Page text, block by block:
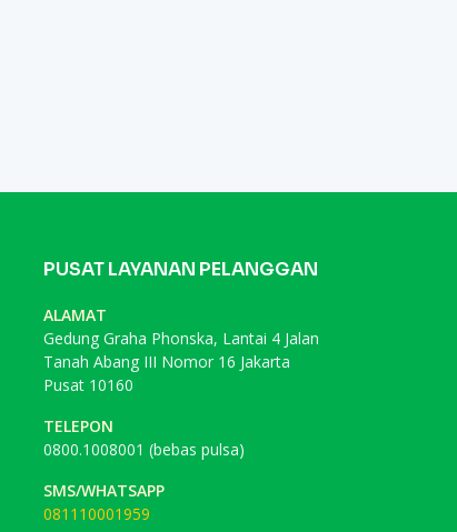
PUSAT LAYANAN PELANGGAN
ALAMAT
Gedung Graha Phonska, Lantai 4 Jalan
Tanah Abang III Nomor 16 Jakarta
Pusat 10160
TELEPON
0800.1008001 (bebas pulsa)
SMS/WHATSAPP
081110001959